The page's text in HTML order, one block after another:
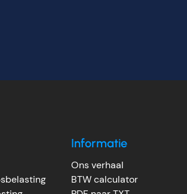
Informatie
Ons verhaal
BTW calculator